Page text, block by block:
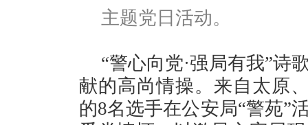
主题党日活动。
“警心向党·强局有我”诗
献的高尚情操。来自太原
的8名选手在公安局“警苑”